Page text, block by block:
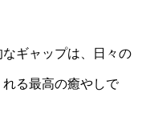
ギャップは、日々の
る最高の癒やしで